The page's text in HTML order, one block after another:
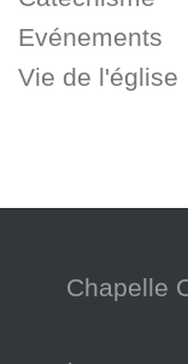
Evénements
Vie de l'église
Chapelle